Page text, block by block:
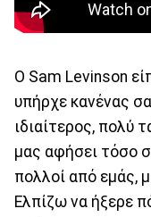
Ο Sam Levinson
υπήρχε κανένας
ιδιαίτερος, πολύ
μας αφήσει τόσο
πολλοί από εμάς,
Ελπίζω να ήξερε